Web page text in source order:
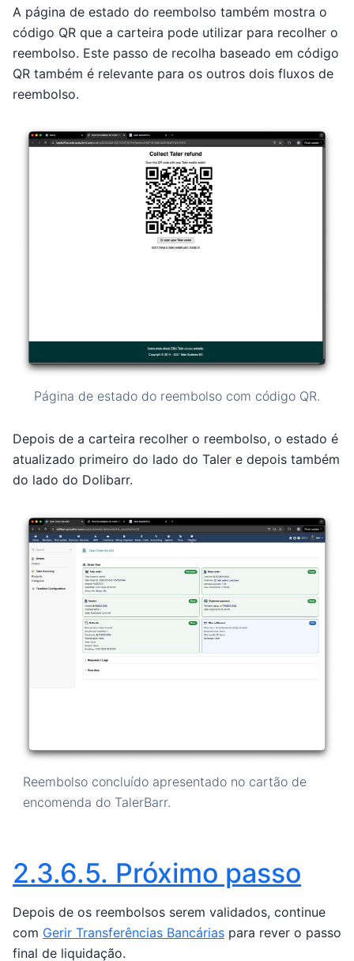
A página de estado do reembolso também mostra o
código QR que a carteira pode utilizar para recolher o
reembolso. Este passo de recolha baseado em código
QR também é relevante para os outros dois fluxos de
reembolso.
Página de estado do reembolso com código QR.
Depois de a carteira recolher o reembolso, o estado é
atualizado primeiro do lado do Taler e depois também
do lado do Dolibarr.
Reembolso concluído apresentado no cartão de
encomenda do TalerBarr.
2.3.6.5. Próximo passo
Depois de os reembolsos serem validados, continue
com Gerir Transferências Bancárias para rever o passo
final de liquidação.